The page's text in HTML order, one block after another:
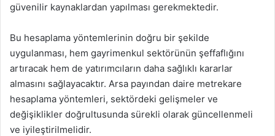
güvenilir kaynaklardan yapılması gerekmektedir.
Bu hesaplama yöntemlerinin doğru bir şekilde
uygulanması, hem gayrimenkul sektörünün şeffaflığını
artıracak hem de yatırımcıların daha sağlıklı kararlar
almasını sağlayacaktır. Arsa payından daire metrekare
hesaplama yöntemleri, sektördeki gelişmeler ve
değişiklikler doğrultusunda sürekli olarak güncellenmeli
ve iyileştirilmelidir.